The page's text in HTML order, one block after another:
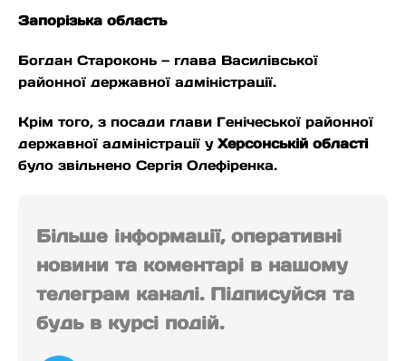
Запорізька область
Богдан Староконь — глава Василівської
районної державної адміністрації.
Крім того, з посади глави Генічеської районної
державної адміністрації у Херсонській області
було звільнено Сергія Олефіренка.
Більше інформації, оперативні
новини та коментарі в нашому
телеграм каналі. Підписуйся та
будь в курсі подій.